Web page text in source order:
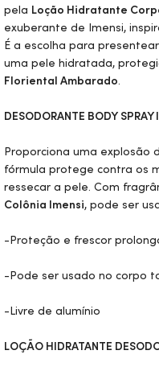
pela Loção Hidratante
exuberante de Imensi,
É a escolha para
uma pele hidratada,
Floriental Ambarado.
DESODORANTE BODY SPRAY
Proporciona uma explosão
fórmula protege contra os
ressecar a pele. Com
Colônia Imensi, pode ser
-Proteção e frescor
-Pode ser usado no corpo
-Livre de alumínio
LOÇÃO HIDRATANTE